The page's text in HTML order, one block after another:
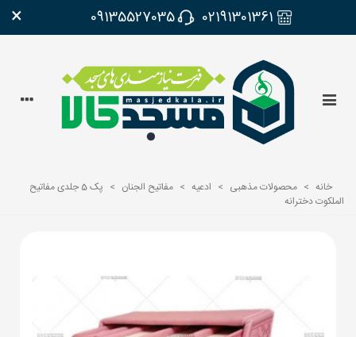
02191301361
09135527035
×
خانه > محصولات مذهبی > ادعیه > مفاتیح الجنان >
پک 5 جلدی مفاتیح
الملکوت دخترانه